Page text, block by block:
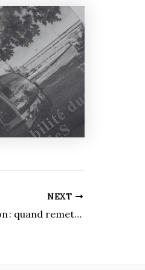
NEXT
La procrastination : quand remettre à plus tard devient un problème